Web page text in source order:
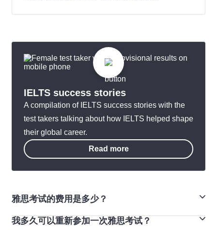
IELTS success stories
A compilation of IELTS success stories with the
test takers talking about how IELTS helped shape
their global career.
Read more
雅思考试的费用是多少？
学术类考试和培训类考试费用是相同的。您可以联系离您
我多久可以重新参加一次雅思考试？